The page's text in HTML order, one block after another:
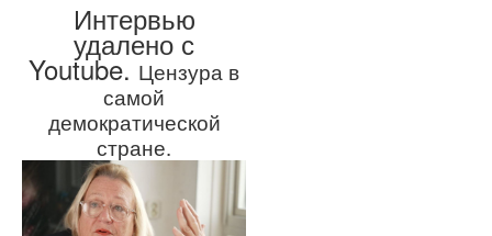
Интервью
удалено с
Youtube. Цензура в
самой
демократической
стране.